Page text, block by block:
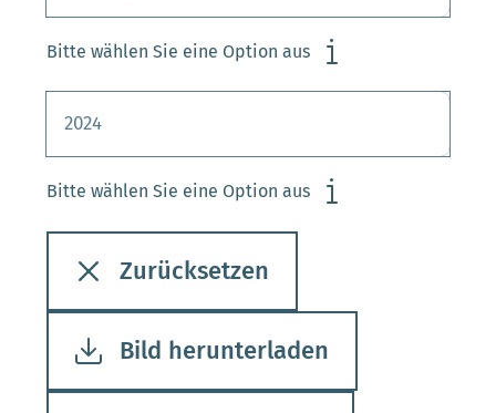
Bitte wählen Sie eine Option aus
Bitte wählen Sie eine Option aus
Zurücksetzen
Bild herunterladen